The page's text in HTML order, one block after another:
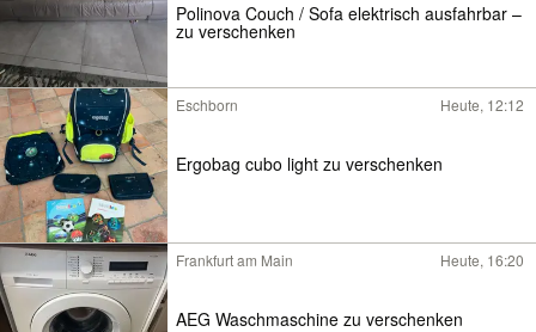
Polinova Couch / Sofa elektrisch ausfahrbar –
zu verschenken
Eschborn Heute, 12:12
Ergobag cubo light zu verschenken
Frankfurt am Main Heute, 16:20
AEG Waschmaschine zu verschenken